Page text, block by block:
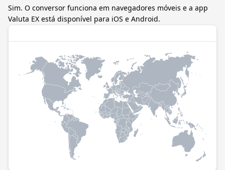
Sim. O conversor funciona em navegadores móveis e a app
Valuta EX está disponível para iOS e Android.